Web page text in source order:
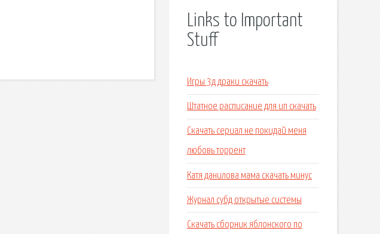
Links to Important
Stuff
Игры 3д драки скачать
Штатное расписание для ип скачать
Скачать сериал не покидай меня
любовь торрент
Катя данилова мама скачать минус
Журнал субд открытые системы
Скачать сборник яблонского по